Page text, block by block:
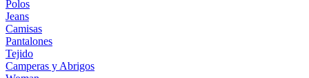
Polos
Jeans
Camisas
Pantalones
Tejido
Camperas y Abrigos